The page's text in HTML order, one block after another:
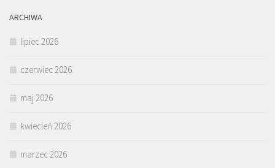
ARCHIWA
lipiec 2026
czerwiec 2026
maj 2026
kwiecień 2026
marzec 2026